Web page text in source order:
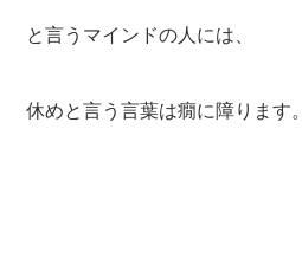
と言うマインドの人には、
休めと言う言葉は癇に障ります。